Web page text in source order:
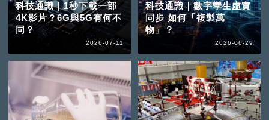
科技通識｜1秒下載一部
4K影片？6G與5G有何不
同？
2026-07-11
科技通識｜數字孿生虛實
同步 如何「複製萬
物」？
2026-06-29